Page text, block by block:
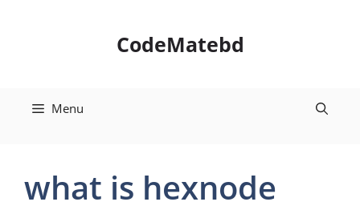
CodeMatebd
Menu
what is hexnode